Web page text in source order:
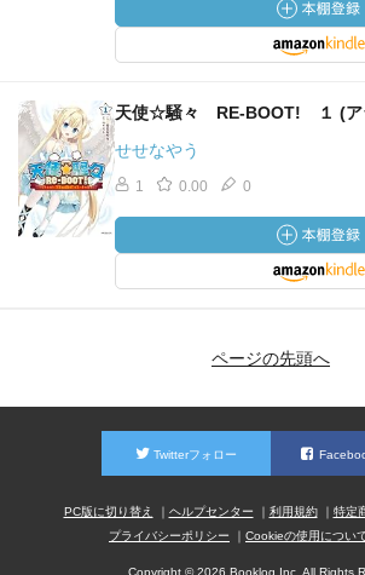
天使☆騒々 RE-BOOT! １ (ア
せせなやう
1 0.00 0
ページの先頭へ
Twitterフォロー
PC版に切り替え ヘルプセンター 利用規約
特定
プライバシーポリシー
Cookieの使用につい
Copyright © 2026 Booklog,Inc. All Rights